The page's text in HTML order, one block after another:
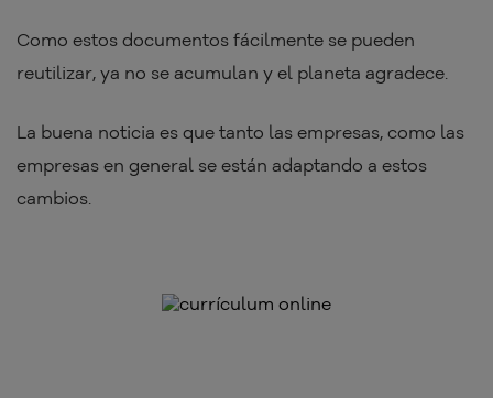
Como estos documentos fácilmente se pueden
reutilizar, ya no se acumulan y el planeta agradece.
La buena noticia es que tanto las empresas, como las
empresas en general se están adaptando a estos
cambios.